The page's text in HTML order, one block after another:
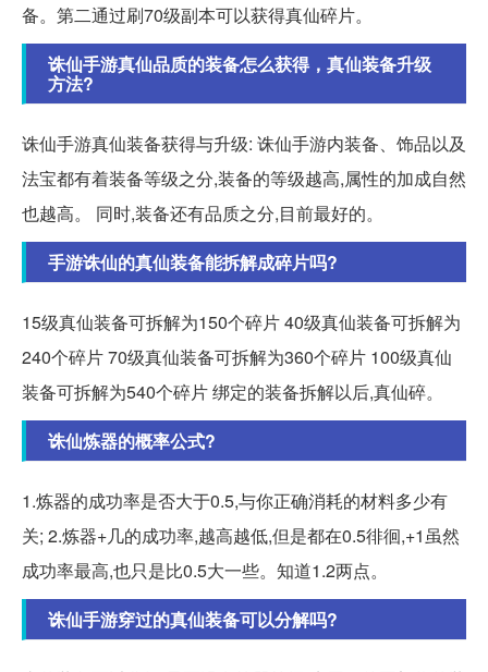
备。第二通过刷70级副本可以获得真仙碎片。
诛仙手游真仙品质的装备怎么获得，真仙装备升级
方法?
诛仙手游真仙装备获得与升级: 诛仙手游内装备、饰品以及
法宝都有着装备等级之分,装备的等级越高,属性的加成自然
也越高。 同时,装备还有品质之分,目前最好的。
手游诛仙的真仙装备能拆解成碎片吗?
15级真仙装备可拆解为150个碎片 40级真仙装备可拆解为
240个碎片 70级真仙装备可拆解为360个碎片 100级真仙
装备可拆解为540个碎片 绑定的装备拆解以后,真仙碎。
诛仙炼器的概率公式?
1.炼器的成功率是否大于0.5,与你正确消耗的材料多少有
关; 2.炼器+几的成功率,越高越低,但是都在0.5徘徊,+1虽然
成功率最高,也只是比0.5大一些。知道1.2两点。
诛仙手游穿过的真仙装备可以分解吗?